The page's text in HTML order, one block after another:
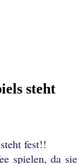
steht
fest!!
spielen, da sie